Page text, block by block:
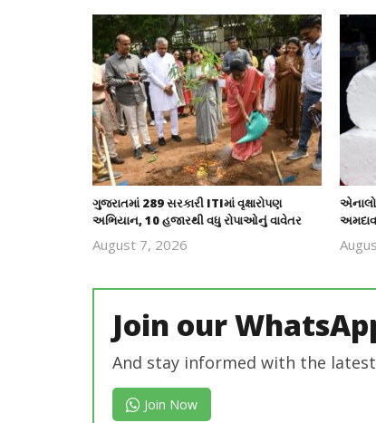
ગુજરાતમાં 289 સરકારી ITIમાં વૃક્ષારોપણ
અભિયાન, 10 હજારથી વધુ રોપાઓનું વાવેતર
August 7, 2026
Join our
And stay informed with the
Join Now